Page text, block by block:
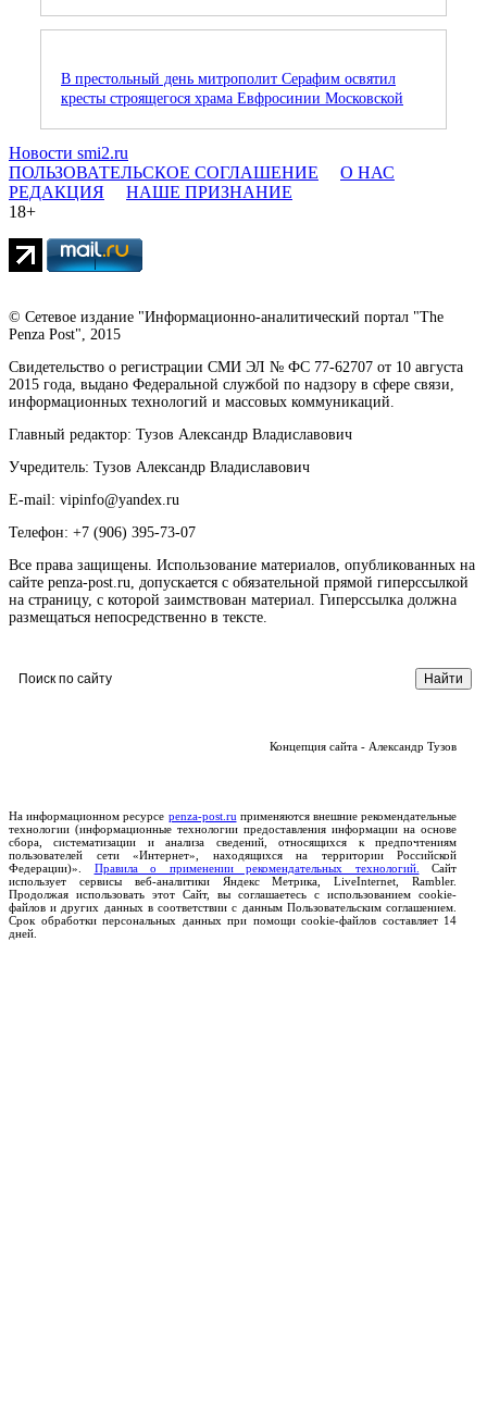
В престольный день митрополит Серафим освятил
кресты строящегося храма Евфросинии Московской
Новости smi2.ru
ПОЛЬЗОВАТЕЛЬСКОЕ СОГЛАШЕНИЕ
О НАС
РЕДАКЦИЯ
НАШЕ ПРИЗНАНИЕ
18+
© Сетевое издание "Информационно-аналитический портал "The
Penza Post", 2015
Свидетельство о регистрации СМИ ЭЛ № ФС 77-62707 от 10 августа
2015 года, выдано Федеральной службой по надзору в сфере связи,
информационных технологий и массовых коммуникаций.
Главный редактор: Тузов Александр Владиславович
Учредитель: Тузов Александр Владиславович
E-mail: vipinfo@yandex.ru
Телефон: +7 (906) 395-73-07
Все права защищены. Использование материалов, опубликованных на
сайте penza-post.ru, допускается с обязательной прямой гиперссылкой
на страницу, с которой заимствован материал. Гиперссылка должна
размещаться непосредственно в тексте.
Концепция сайта - Александр Тузов
На информационном ресурсе penza-post.ru применяются внешние рекомендательные
технологии (информационные технологии предоставления информации на основе
сбора, систематизации и анализа сведений, относящихся к предпочтениям
пользователей сети «Интернет», находящихся на территории Российской
Федерации)». Правила о применении рекомендательных технологий.
Сайт
использует сервисы веб-аналитики Яндекс Метрика, LiveInternet, Rambler.
Продолжая использовать этот Сайт, вы соглашаетесь с использованием cookie-
файлов и других данных в соответствии с данным Пользовательским соглашением.
Срок обработки персональных данных при помощи cookie-файлов составляет 14
дней.